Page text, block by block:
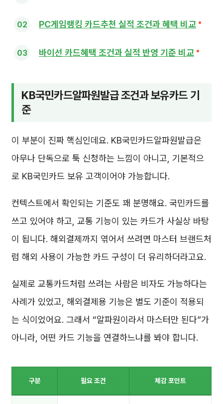
PC게임랭킹 카드추천 실적 조건과 혜택 비교
바이선 카드혜택 조건과 실적 반영 기준 비교
KB국민카드알파원발급 조건과 보유카드 기
준
이 부분이 진짜 핵심인데요. KB국민카드알파원발급은
아무나 단독으로 툭 신청하는 느낌이 아니고, 기본적으
로 KB국민카드 보유 고객이어야 가능합니다.
컨텍스트에서 확인되는 기준도 꽤 분명해요. 국민카드를
쓰고 있어야 하고, 교통 기능이 있는 카드가 사실상 바탕
이 됩니다. 해외결제까지 엮어서 쓰려면 마스터 브랜드처
럼 해외 사용이 가능한 카드 구성이 더 유리하더라고요.
실제로 교통카드처럼 쓰려는 사람은 비자도 가능하다는
사례가 있었고, 해외결제용 기능은 별도 기준이 적용되
는 식이었어요. 그래서 “알파원이라서 마스터만 된다”가
아니라, 어떤 카드 기능을 연결하느냐를 봐야 합니다.
구분 필요 조건 체감 포인트